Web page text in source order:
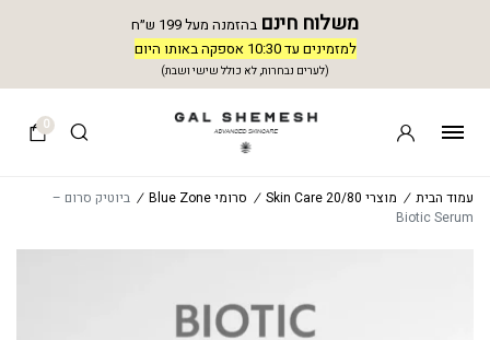
משלוח חינם בהזמנה מעל 199 ש״ח
למזמינים עד 10:30 אספקה באותו היום
(לערים נבחרות, לא כולל שישי ושבת)
0
עמוד הבית / מוצרי 20/80 Skin Care / סרומי Blue Zone / ביוטיק סרום –
Biotic Serum